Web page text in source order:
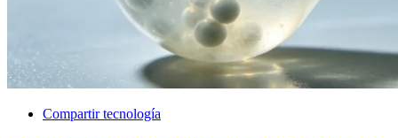
Compartir tecnología